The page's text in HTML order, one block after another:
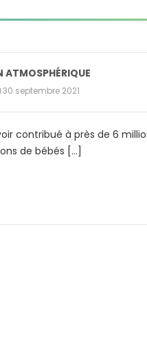
ATMOSPHÉRIQUE
30 septembre 2021
contribué à près de 6
de bébés […]